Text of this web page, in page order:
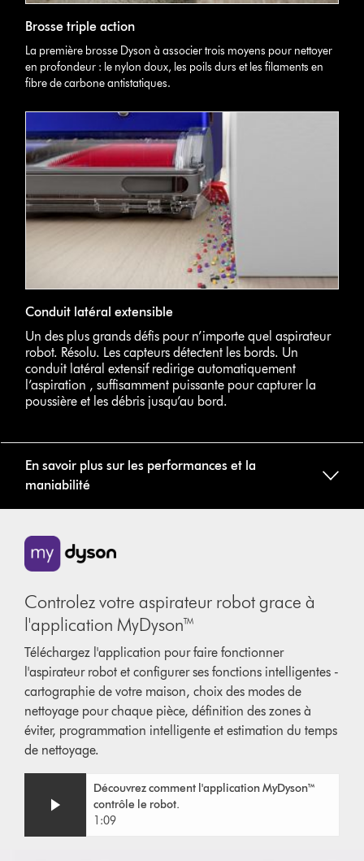
Brosse triple action
La première brosse Dyson à associer trois moyens pour nettoyer
en profondeur : le nylon doux, les poils durs et les filaments en
fibre de carbone antistatiques.
Conduit latéral extensible
Un des plus grands défis pour n’importe quel aspirateur
robot. Résolu. Les capteurs détectent les bords. Un
conduit latéral extensif redirige automatiquement
l’aspiration , suffisamment puissante pour capturer la
poussière et les débris jusqu’au bord.
En savoir plus sur les performances et la
maniabilité
Controlez votre aspirateur robot grace à
l'application MyDyson™
Téléchargez l'application pour faire fonctionner
l'aspirateur robot et configurer ses fonctions intelligentes -
cartographie de votre maison, choix des modes de
nettoyage pour chaque pièce, définition des zones à
éviter, programmation intelligente et estimation du temps
de nettoyage.
Découvrez comment l'application MyDyson™
contrôle le robot.
1:09